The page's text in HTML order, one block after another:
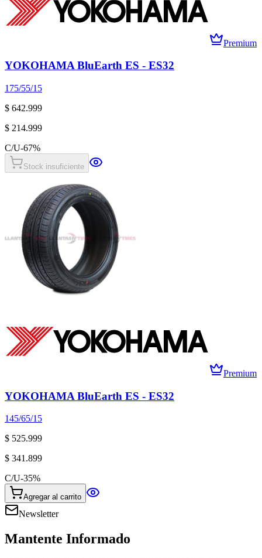
Premium
YOKOHAMA BluEarth ES - ES32
175/55/15
$ 642.999
$ 214.999
C/U-67%
Stock insuficiente
Premium
YOKOHAMA BluEarth ES - ES32
145/65/15
$ 525.999
$ 341.899
C/U-35%
Agregar al carrito
Newsletter
Mantente Informado